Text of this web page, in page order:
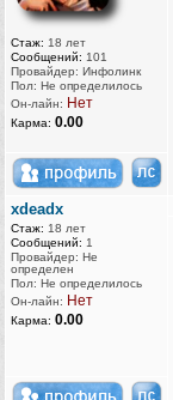
Стаж: 18 лет
Сообщений: 101
Провайдер: Инфолинк
Пол: Не определилось
Он-лайн: Нет
Карма: 0.00
xdeadx
Стаж: 18 лет
Сообщений: 1
Провайдер: Не
определен
Пол: Не определилось
Он-лайн: Нет
Карма: 0.00